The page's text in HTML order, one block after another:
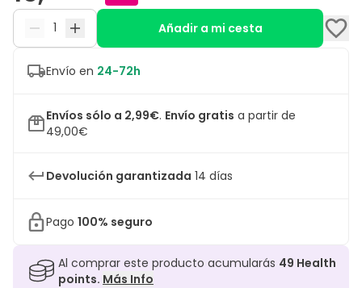
Añadir a mi cesta
Envío en 24-72h
Envíos sólo a 2,99€. Envío gratis a partir de
49,00€
Devolución garantizada 14 días
Pago 100% seguro
Al comprar este producto acumularás 49 Health
points. Más Info